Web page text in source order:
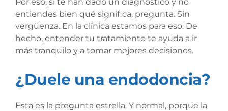
entiendes bien qué significa, pregunta. Sin
vergüenza. En la clínica estamos para eso. De
hecho, entender tu tratamiento te ayuda a ir
más tranquilo y a tomar mejores decisiones.
¿Duele una endodoncia?
Esta es la pregunta estrella. Y normal, porque la